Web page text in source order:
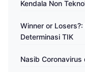
Kendala Non
Winner or
Determinasi TIK
Nasib Coronavirus